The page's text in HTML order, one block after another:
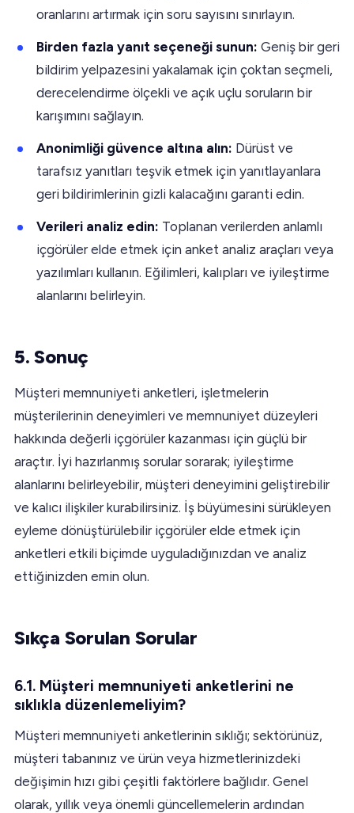
oranlarını artırmak için soru sayısını sınırlayın.
Birden fazla yanıt seçeneği sunun: Geniş bir geri
bildirim yelpazesini yakalamak için çoktan seçmeli,
derecelendirme ölçekli ve açık uçlu soruların bir
karışımını sağlayın.
Anonimliği güvence altına alın: Dürüst ve
tarafsız yanıtları teşvik etmek için yanıtlayanlara
geri bildirimlerinin gizli kalacağını garanti edin.
Verileri analiz edin: Toplanan verilerden anlamlı
içgörüler elde etmek için anket analiz araçları veya
yazılımları kullanın. Eğilimleri, kalıpları ve iyileştirme
alanlarını belirleyin.
5. Sonuç
Müşteri memnuniyeti anketleri, işletmelerin
müşterilerinin deneyimleri ve memnuniyet düzeyleri
hakkında değerli içgörüler kazanması için güçlü bir
araçtır. İyi hazırlanmış sorular sorarak; iyileştirme
alanlarını belirleyebilir, müşteri deneyimini geliştirebilir
ve kalıcı ilişkiler kurabilirsiniz. İş büyümesini sürükleyen
eyleme dönüştürülebilir içgörüler elde etmek için
anketleri etkili biçimde uyguladığınızdan ve analiz
ettiğinizden emin olun.
Sıkça Sorulan Sorular
6.1. Müşteri memnuniyeti anketlerini ne
sıklıkla düzenlemeliyim?
Müşteri memnuniyeti anketlerinin sıklığı; sektörünüz,
müşteri tabanınız ve ürün veya hizmetlerinizdeki
değişimin hızı gibi çeşitli faktörlere bağlıdır. Genel
olarak, yıllık veya önemli güncellemelerin ardından